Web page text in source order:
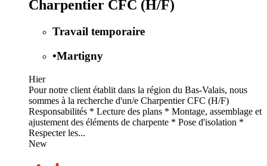
Charpentier CFC (H/F)
Travail temporaire
•Martigny
Hier
Pour notre client établit dans la région du Bas-Valais, nous
sommes à la recherche d'un/e Charpentier CFC (H/F)
Responsabilités * Lecture des plans * Montage, assemblage et
ajustement des éléments de charpente * Pose d'isolation *
Respecter les...
New